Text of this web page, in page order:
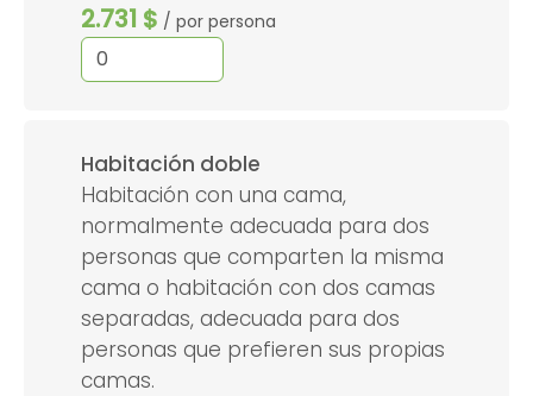
2.731 $ / por persona
Habitación doble
Habitación con una cama,
normalmente adecuada para dos
personas que comparten la misma
cama o habitación con dos camas
separadas, adecuada para dos
personas que prefieren sus propias
camas.